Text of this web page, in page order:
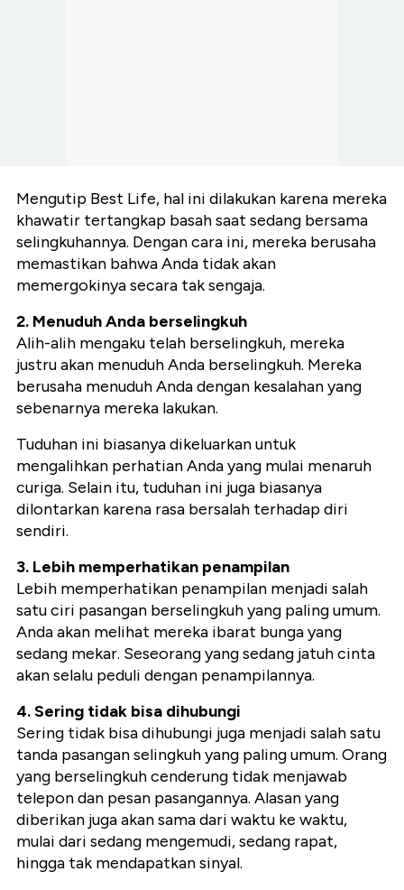
Mengutip Best Life, hal ini dilakukan karena mereka
khawatir tertangkap basah saat sedang bersama
selingkuhannya. Dengan cara ini, mereka berusaha
memastikan bahwa Anda tidak akan
memergokinya secara tak sengaja.
2. Menuduh Anda berselingkuh
Alih-alih mengaku telah berselingkuh, mereka
justru akan menuduh Anda berselingkuh. Mereka
berusaha menuduh Anda dengan kesalahan yang
sebenarnya mereka lakukan.
Tuduhan ini biasanya dikeluarkan untuk
mengalihkan perhatian Anda yang mulai menaruh
curiga. Selain itu, tuduhan ini juga biasanya
dilontarkan karena rasa bersalah terhadap diri
sendiri.
3. Lebih memperhatikan penampilan
Lebih memperhatikan penampilan menjadi salah
satu ciri pasangan berselingkuh yang paling umum.
Anda akan melihat mereka ibarat bunga yang
sedang mekar. Seseorang yang sedang jatuh cinta
akan selalu peduli dengan penampilannya.
4. Sering tidak bisa dihubungi
Sering tidak bisa dihubungi juga menjadi salah satu
tanda pasangan selingkuh yang paling umum. Orang
yang berselingkuh cenderung tidak menjawab
telepon dan pesan pasangannya. Alasan yang
diberikan juga akan sama dari waktu ke waktu,
mulai dari sedang mengemudi, sedang rapat,
hingga tak mendapatkan sinyal.